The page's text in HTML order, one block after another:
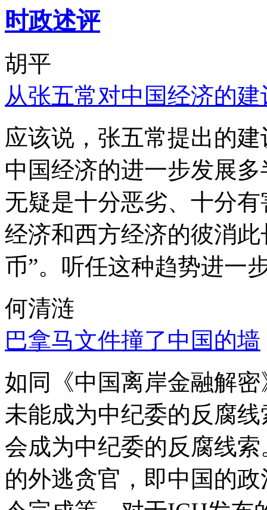
时政述评
胡平
从张五常对中国经济的
应该说，张五常提出的
中国经济的进一步发展
无疑是十分恶劣、十分
经济和西方经济的彼消
币”。听任这种趋势进一
何清涟
巴拿马文件撞了中国的墙
如同《中国离岸金融解
未能成为中纪委的反腐
会成为中纪委的反腐线
的外逃贪官，即中国的